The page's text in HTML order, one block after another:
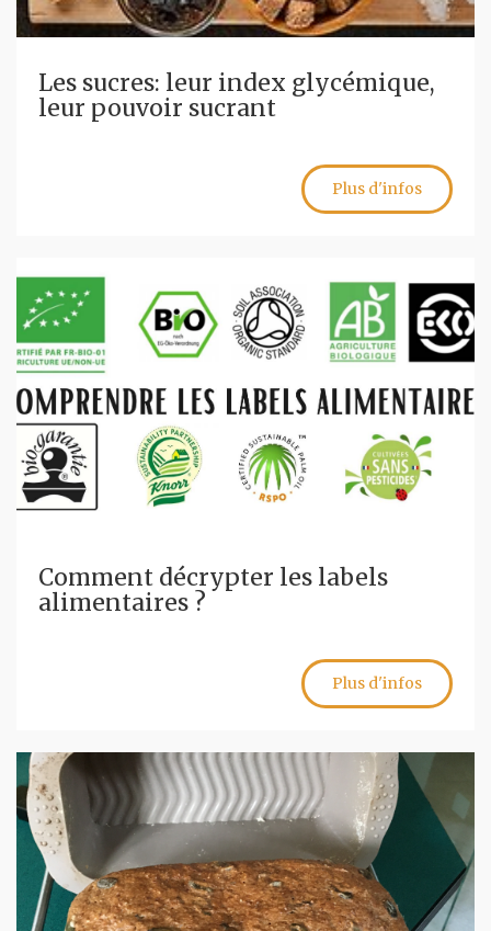
Les sucres: leur index glycémique,
leur pouvoir sucrant
Plus d'infos
Comment décrypter les labels
alimentaires ?
Plus d'infos